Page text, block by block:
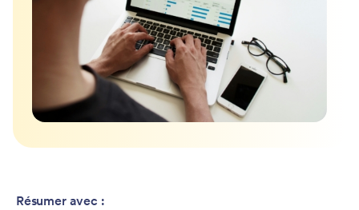
Résumer avec :